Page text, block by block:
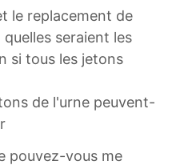
le replacement de
seraient les
si tous les jetons
de l'urne peuvent-
pouvez-vous me